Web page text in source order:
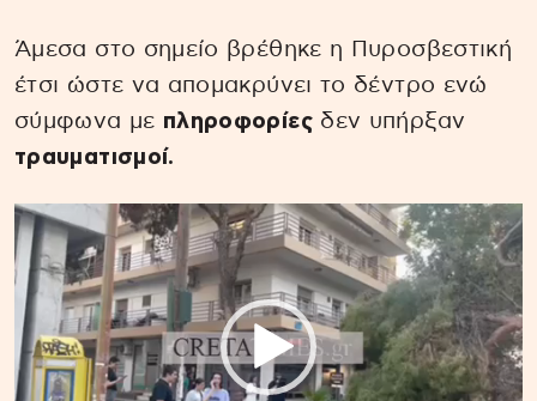
Άμεσα στο σημείο βρέθηκε η Πυροσβεστική
έτσι ώστε να απομακρύνει το δέντρο ενώ
σύμφωνα με πληροφορίεςδεν υπήρξαν
τραυματισμοί.
Πρόγραμμα
Αναπαραγωγής
Βίντεο